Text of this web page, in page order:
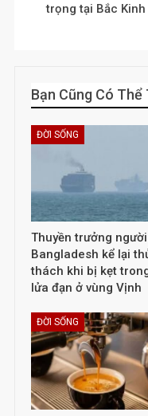
trọng tại Bắc Kinh
Bạn Cũng Có Thể
ĐỜI SỐNG
Thuyền trưởng người
Bangladesh kể lại
thách khi bị kẹt
lửa đạn ở vùng Vịnh
ĐỜI SỐNG